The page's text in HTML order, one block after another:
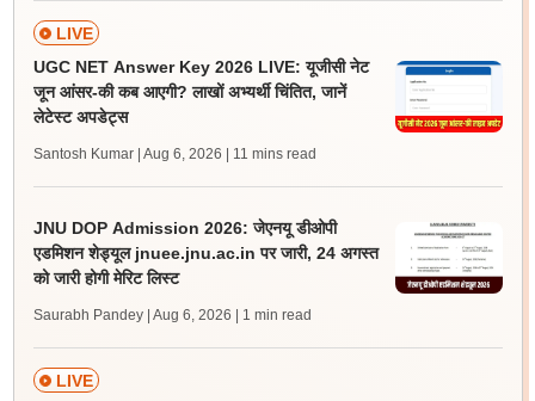
LIVE
UGC NET Answer Key 2026 LIVE: यूजीसी नेट
जून आंसर-की कब आएगी? लाखों अभ्यर्थी चिंतित, जानें
लेटेस्ट अपडेट्स
Santosh Kumar | Aug 6, 2026 | 11 mins read
JNU DOP Admission 2026: जेएनयू डीओपी
एडमिशन शेड्यूल jnuee.jnu.ac.in पर जारी, 24 अगस्त
को जारी होगी मेरिट लिस्ट
Saurabh Pandey | Aug 6, 2026 | 1 min read
LIVE